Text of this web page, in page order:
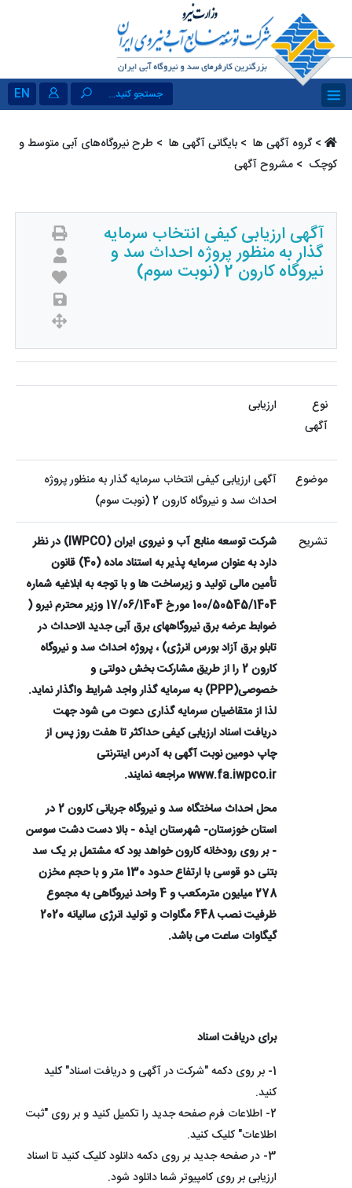
EN جستجو کنید...
>گروه آگهی ها ‏ >بایگانی آگهی ها ‏ > طرح نیروگاه‌های آبی متوسط و
کوچک ‏ > مشروح آگهی
آگهی ارزیابی کیفی انتخاب سرمایه
گذار به منظور پروژه احداث سد و
نیروگاه کارون 2 (نوبت سوم)
نوع
آگهی
ارزیابی
موضوع
آگهی ارزیابی کیفی انتخاب سرمایه گذار به منظور پروژه
احداث سد و نیروگاه کارون 2 (نوبت سوم)
تشریح شرکت توسعه منابع آب و نیروی ایران (IWPCO) در نظر
دارد به عنوان سرمایه پذیر به استناد ماده (40) قانون
تأمین مالی تولید و زیرساخت ها و با توجه به ابلاغیه شماره
100/50545/1404 مورخ 17/06/1404 وزیر محترم نیرو (
ضوابط عرضه برق نیروگاههای برق آبی جدید الاحداث در
تابلو برق آزاد بورس انرژی) ، پروژه احداث سد و نیروگاه
کارون 2 را از طریق مشارکت بخش دولتی و
خصوصی(PPP) به سرمایه گذار واجد شرایط واگذار نماید.
لذا از متقاضیان سرمایه گذاری دعوت می شود جهت
دریافت اسناد ارزیابی کیفی حداکثر تا هفت روز پس از
چاپ دومین نوبت آگهی به آدرس اینترنتی
www.fa.iwpco.irمراجعه نمایند.
محل احداث ساختگاه سد و نیروگاه جریانی کارون 2 در
استان خوزستان- شهرستان ایذه - بالا دست دشت سوسن
- بر روی رودخانه کارون خواهد بود که مشتمل بر یک سد
بتنی دو قوسی با ارتفاع حدود 130 متر و با حجم مخزن
278 میلیون مترمکعب و 4 واحد نیروگاهی به مجموع
ظرفیت نصب 648 مگاوات و تولید انرژی سالیانه 2020
گیگاوات ساعت می باشد.
برای دریافت اسناد
1- بر روی دکمه "شرکت در آگهی و دریافت اسناد" کلید
کنید.
2- اطلاعات فرم صفحه جدید را تکمیل کنید و بر روی "ثبت
اطلاعات" کلیک کنید.
3- در صفحه جدید بر روی دکمه دانلود کلیک کنید تا اسناد
ارزیابی بر روی کامپیوتر شما دانلود شود.